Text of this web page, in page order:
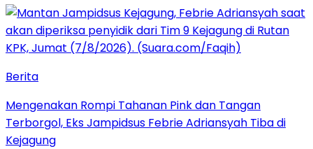
Berita
Mengenakan Rompi Tahanan Pink dan Tangan
Terborgol, Eks Jampidsus Febrie Adriansyah Tiba di
Kejagung